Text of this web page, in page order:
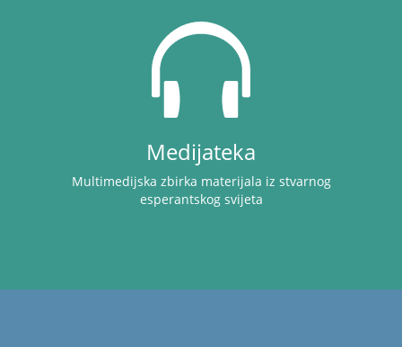
Medijateka
Multimedijska zbirka materijala iz stvarnog
esperantskog svijeta